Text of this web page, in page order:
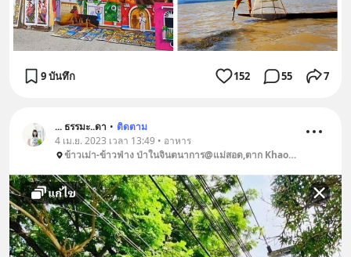
9 บันทึก 152 55 7
... ธรรมะ..ดา • ติดตาม
4 เม.ย. 2023 เวลา 13:49 • อาหาร
ข้าวเม่า-ข้าวฟ่าง ป่าในจินตนาการ@แม่สอด,ตาก Khaomao-Khaofang Maesot သဘာဝစားသောက်ဆိုင်